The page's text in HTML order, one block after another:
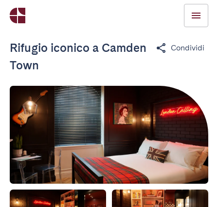
Rifugio iconico a Camden
Town
Condividi